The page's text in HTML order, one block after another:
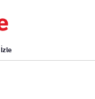
İzle
Kitap